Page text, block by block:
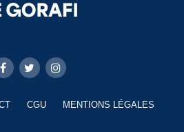
CGU MENTIONS LÉGALES